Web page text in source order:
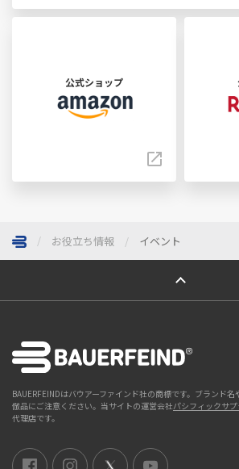
公式ショップ
お役立ち情報 イベント
ページトップへ
BAUERFEINDはバウアーファインド社の商標です。ブランド
倣品にご注意ください。当サイトの運営会社パシフィックサプ
代理店です。